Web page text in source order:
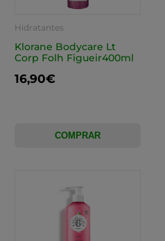
Hidratantes
Klorane Bodycare Lt
Corp Folh Figueir400ml
16,90€
COMPRAR